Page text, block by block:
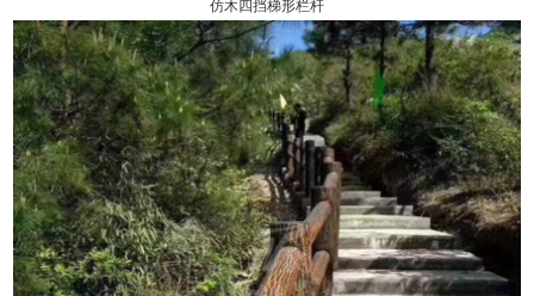
仿木四挡梯形栏杆